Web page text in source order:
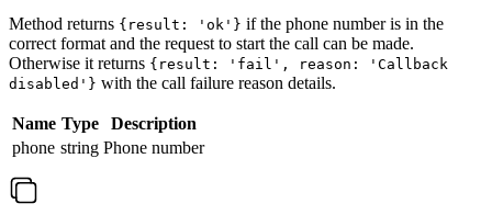
Method returns {result: 'ok'} if the phone number is in the
correct format and the request to start the call can be made.
Otherwise it returns {result: 'fail', reason: 'Callback
disabled'} with the call failure reason details.
Name Type
Description
phone string Phone number